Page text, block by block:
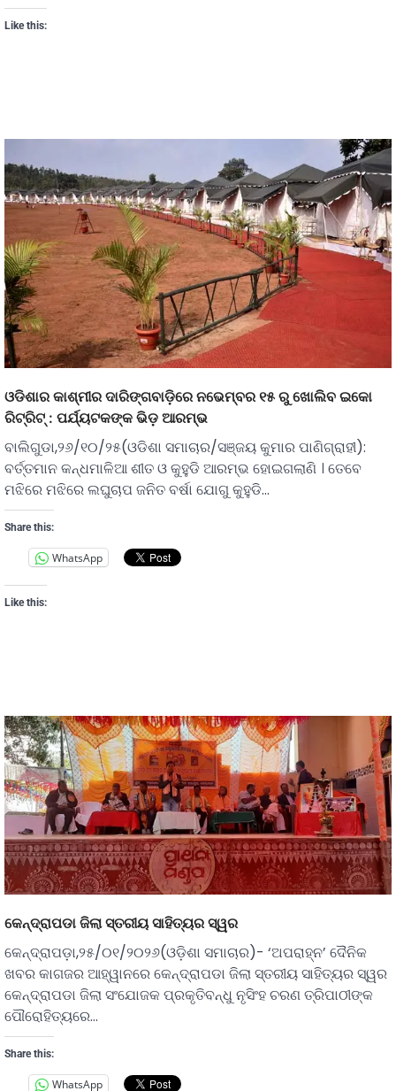
Like this:
ଓଡିଶାର କାଶ୍ମୀର ଦାରିଙ୍ଗବାଡ଼ିରେ ନଭେମ୍ବର ୧୫ ରୁ ଖୋଲିବ ଇକୋ
ରିଟ୍ରିଟ୍‌ : ପର୍ଯ୍ୟଟକଙ୍କ ଭିଡ଼ ଆରମ୍ଭ
ବାଲିଗୁଡା,୨୬/୧୦/୨୫(ଓଡିଶା ସମାଚାର/ସଞ୍ଜୟ କୁମାର ପାଣିଗ୍ରାହୀ):
ବର୍ତ୍ତମାନ କନ୍ଧମାଳିଆ ଶୀତ ଓ କୁହୁଡି ଆରମ୍ଭ ହୋଇଗଲାଣି । ତେବେ
ମଝିରେ ମଝିରେ ଲଘୁଚାପ ଜନିତ ବର୍ଷା ଯୋଗୁ କୁହୁଡି…
Share this:
WhatsApp
Like this:
କେନ୍ଦ୍ରାପଡା ଜିଲା ସ୍ତରୀୟ ସାହିତ୍ୟର ସ୍ୱର
କେନ୍ଦ୍ରାପଡ଼ା,୨୫/୦୧/୨୦୨୬(ଓଡ଼ିଶା ସମାଚାର)- ‘ଅପରାହ୍ନ’ ଦୈନିକ
ଖବର କାଗଜର ଆହ୍ୱାନରେ କେନ୍ଦ୍ରାପଡା ଜିଲା ସ୍ତରୀୟ ସାହିତ୍ୟର ସ୍ୱର
କେନ୍ଦ୍ରାପଡା ଜିଲା ସଂଯୋଜକ ପ୍ରକୃତିବନ୍ଧୁ ନୃସିଂହ ଚରଣ ତ୍ରିପାଠୀଙ୍କ
ପୌରୋହିତ୍ୟରେ…
Share this:
WhatsApp